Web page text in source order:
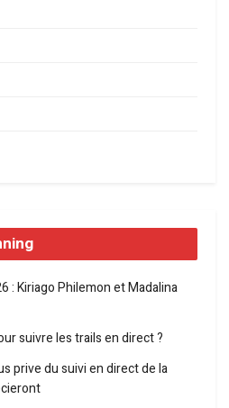
: Kiriago Philemon et Madalina
suivre les trails en direct ?
prive du suivi en direct de la